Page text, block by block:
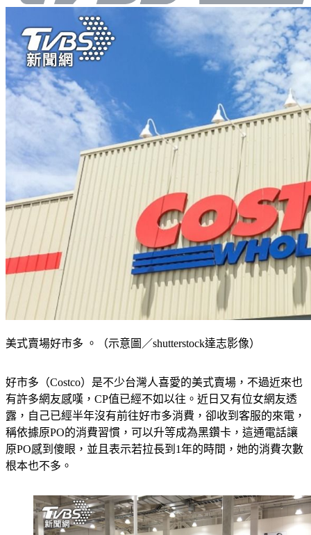
美式賣場好市多 。（示意圖／shutterstock達志影像）
好市多（Costco）是不少台灣人喜愛的美式賣場，不過近來也
有許多網友感嘆，CP值已經不如以往。近日又有位女網友透
露，自己已經半年沒有前往好市多消費，卻收到客服的來電，
稱依據原PO的消費習慣，可以升等成為黑鑽卡，這通電話讓
原PO感到傻眼，並且表示若拉長到1年的時間，她的消費次數
根本也不多。